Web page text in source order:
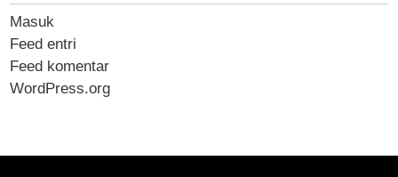
Masuk
Feed entri
Feed komentar
WordPress.org